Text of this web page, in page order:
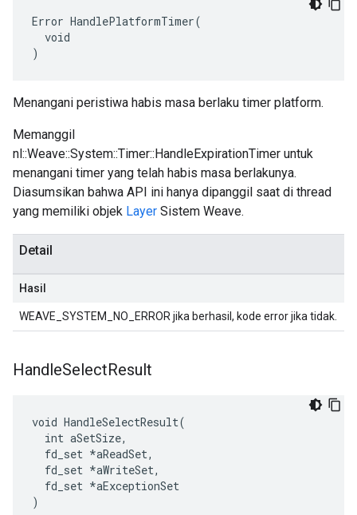
Error HandlePlatformTimer(
  void
)
Menangani peristiwa habis masa berlaku timer platform.
Memanggil
nl::Weave::System::Timer::HandleExpirationTimer untuk
menangani timer yang telah habis masa berlakunya.
Diasumsikan bahwa API ini hanya dipanggil saat di thread
yang memiliki objek Layer Sistem Weave.
Detail
Hasil
WEAVE_SYSTEM_NO_ERROR jika berhasil, kode error jika tidak.
HandleSelectResult
void HandleSelectResult(
  int aSetSize,
  fd_set *aReadSet,
  fd_set *aWriteSet,
  fd_set *aExceptionSet
)